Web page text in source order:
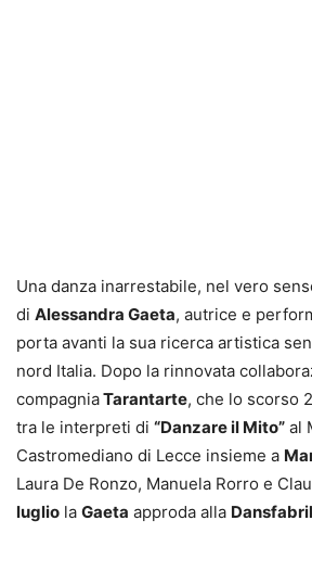
Una danza inarrestabile, nel vero
di Alessandra Gaeta, autrice e
porta avanti la sua ricerca artistica
nord Italia. Dopo la rinnovata
compagniaTarantarte, che lo scorso
tra le interpreti di “Danzare il Mito” al
Castromediano di Lecce insieme a
Laura De Ronzo, Manuela Rorro e
luglio la Gaeta approda alla